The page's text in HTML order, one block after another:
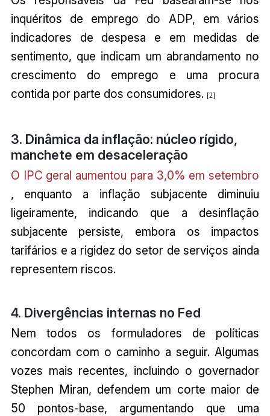
inquéritos de emprego do ADP, em vários
indicadores de despesa e em medidas de
sentimento, que indicam um abrandamento no
crescimento do emprego e uma procura
contida por parte dos consumidores. [2]
3. Dinâmica da inflação: núcleo rígido,
manchete em desaceleração
O IPC geral aumentou para 3,0% em setembro
, enquanto a inflação subjacente diminuiu
ligeiramente, indicando que a desinflação
subjacente persiste, embora os impactos
tarifários e a rigidez do setor de serviços ainda
representem riscos.
4. Divergências internas no Fed
Nem todos os formuladores de políticas
concordam com o caminho a seguir. Algumas
vozes mais recentes, incluindo o governador
Stephen Miran, defendem um corte maior de
50 pontos-base, argumentando que uma